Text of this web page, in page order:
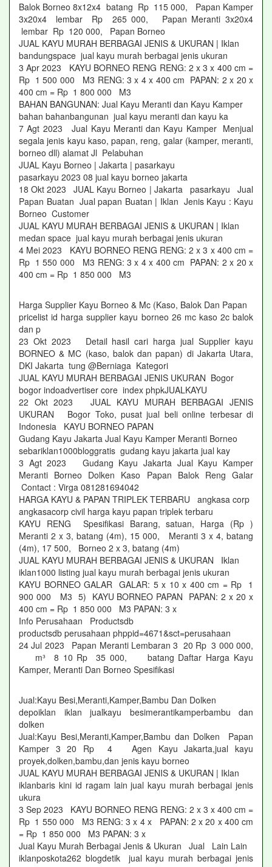
Balok Borneo 8x12x4 batang Rp 115 000, Papan Kamper
3x20x4 lembar Rp 265 000, Papan Meranti 3x20x4
lembar Rp 120 000, Papan Borneo
JUAL KAYU MURAH BERBAGAI JENIS & UKURAN | Iklan
bandungspace jual kayu murah berbagai jenis ukuran
3 Apr 2023 KAYU BORNEO RENG RENG: 2 x 3 x 400 cm =
Rp 1 500 000 M3 RENG: 3 x 4 x 400 cm PAPAN: 2 x 20 x
400 cm = Rp 1 800 000 M3
BAHAN BANGUNAN: Jual Kayu Meranti dan Kayu Kamper
bahan bahanbangunan jual kayu meranti dan kayu ka
7 Agt 2023 Jual Kayu Meranti dan Kayu Kamper Menjual
segala jenis kayu kaso, papan, reng, galar (kamper, meranti,
borneo dll) alamat Jl Pelabuhan
JUAL Kayu Borneo | Jakarta | pasarkayu
pasarkayu 2023 08 jual kayu borneo jakarta
18 Okt 2023 JUAL Kayu Borneo | Jakarta pasarkayu Jual
Papan Buatan Jual papan Buatan | Iklan Jenis Kayu : Kayu
Borneo Customer
JUAL KAYU MURAH BERBAGAI JENIS & UKURAN | Iklan
medan space jual kayu murah berbagai jenis ukuran
4 Mei 2023 KAYU BORNEO RENG RENG: 2 x 3 x 400 cm =
Rp 1 550 000 M3 RENG: 3 x 4 x 400 cm PAPAN: 2 x 20 x
400 cm = Rp 1 850 000 M3
Harga Supplier Kayu Borneo & Mc (Kaso, Balok Dan Papan
pricelist id harga supplier kayu borneo 26 mc kaso 2c balok
dan p
23 Okt 2023 Detail hasil cari harga jual Supplier kayu
BORNEO & MC (kaso, balok dan papan) di Jakarta Utara,
DKI Jakarta tung @Berniaga Kategori
JUAL KAYU MURAH BERBAGAI JENIS UKURAN Bogor
bogor indoadvertiser core index phpkJUALKAYU
22 Okt 2023 JUAL KAYU MURAH BERBAGAI JENIS
UKURAN Bogor Toko, pusat jual beli online terbesar di
Indonesia KAYU BORNEO PAPAN
Gudang Kayu Jakarta Jual Kayu Kamper Meranti Borneo
sebariklan1000bloggratis gudang kayu jakarta jual kay
3 Agt 2023 Gudang Kayu Jakarta Jual Kayu Kamper
Meranti Borneo Dolken Kaso Papan Balok Reng Galar
Contact : Virga 081281694042
HARGA KAYU & PAPAN TRIPLEK TERBARU angkasa corp
angkasacorp civil harga kayu papan triplek terbaru
KAYU RENG Spesifikasi Barang, satuan, Harga (Rp )
Meranti 2 x 3, batang (4m), 15 000, Meranti 3 x 4, batang
(4m), 17 500, Borneo 2 x 3, batang (4m)
JUAL KAYU MURAH BERBAGAI JENIS & UKURAN Iklan
iklan1000 listing jual kayu murah berbagai jenis ukuran
KAYU BORNEO GALAR GALAR: 5 x 10 x 400 cm = Rp 1
900 000 M3 5) KAYU BORNEO PAPAN PAPAN: 2 x 20 x
400 cm = Rp 1 850 000 M3 PAPAN: 3 x
Info Perusahaan Productsdb
productsdb perusahaan phppid=4671&sct=perusahaan
24 Jul 2023 Papan Meranti Lembaran 3 20 Rp 3 000 000,
m³ 8 10 Rp 35 000, batang Daftar Harga Kayu
Kamper, Meranti Dan Borneo Spesifikasi
Jual:Kayu Besi,Meranti,Kamper,Bambu Dan Dolken
depoiklan iklan jualkayu besimerantikamperbambu dan
dolken
Jual:Kayu Besi,Meranti,Kamper,Bambu dan Dolken Papan
Kamper 3 20 Rp 4 Agen Kayu Jakarta,jual kayu
proyek,dolken,bambu,dan jenis kayu borneo
JUAL KAYU MURAH BERBAGAI JENIS & UKURAN | Iklan
iklanbaris kini id ragam lain jual kayu murah berbagai jenis
ukura
3 Sep 2023 KAYU BORNEO RENG RENG: 2 x 3 x 400 cm =
Rp 1 550 000 M3 RENG: 3 x 4 x PAPAN: 2 x 20 x 400 cm
= Rp 1 850 000 M3 PAPAN: 3 x
Jual Kayu Murah Berbagai Jenis & Ukuran Jual Lain Lain
iklanposkota262 blogdetik jual kayu murah berbagai jenis